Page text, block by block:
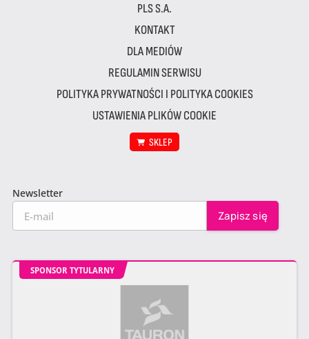
PLS S.A.
KONTAKT
DLA MEDIÓW
REGULAMIN SERWISU
POLITYKA PRYWATNOŚCI I POLITYKA COOKIES
USTAWIENIA PLIKÓW COOKIE
SKLEP
Newsletter
SPONSOR TYTULARNY